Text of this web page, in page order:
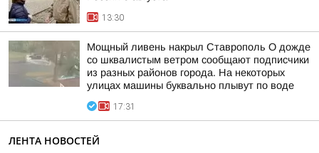
13:30
Мощный ливень накрыл Ставрополь О дожде
со шквалистым ветром сообщают подписчики
из разных районов города. На некоторых
улицах машины буквально плывут по воде
17:31
ЛЕНТА НОВОСТЕЙ